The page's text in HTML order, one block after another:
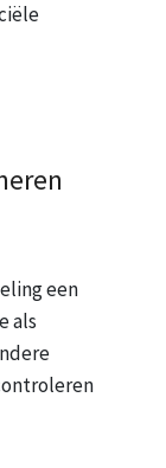
een
als